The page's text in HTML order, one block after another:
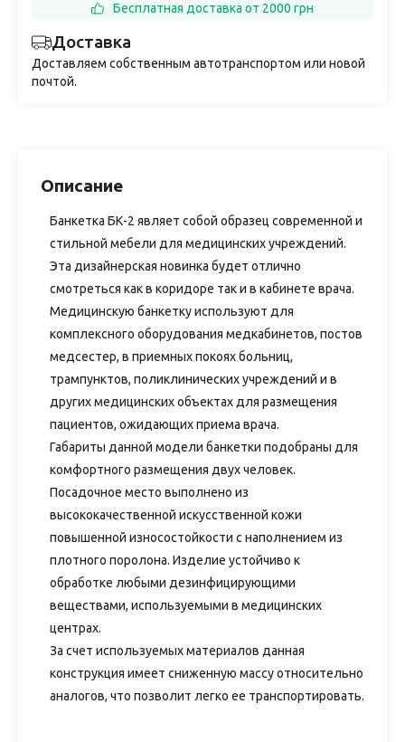
Доставка
Доставляем собственным автотранспортом или новой
почтой.
Бесплатная доставка от 2000 грн
Описание
Банкетка БК-2 являет собой образец современной и
стильной мебели для медицинских учреждений.
Эта дизайнерская новинка будет отлично
смотреться как в коридоре так и в кабинете врача.
Медицинскую банкетку используют для
комплексного оборудования медкабинетов, постов
медсестер, в приемных покоях больниц,
трампунктов, поликлинических учреждений и в
других медицинских объектах для размещения
пациентов, ожидающих приема врача.
Габариты данной модели банкетки подобраны для
комфортного размещения двух человек.
Посадочное место выполнено из
высококачественной искусственной кожи
повышенной износостойкости с наполнением из
плотного поролона. Изделие устойчиво к
обработке любыми дезинфицирующими
веществами, используемыми в медицинских
центрах.
За счет используемых материалов данная
конструкция имеет сниженную массу относительно
аналогов, что позволит легко ее транспортировать.